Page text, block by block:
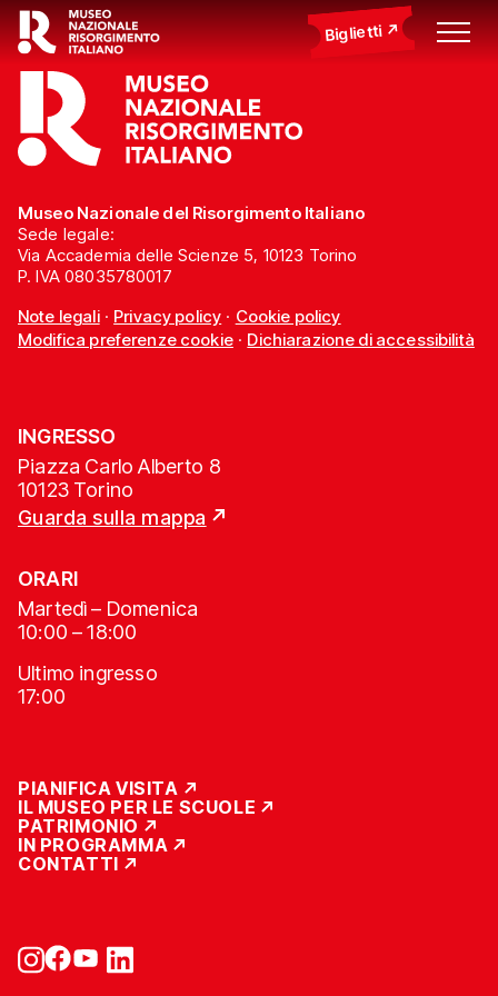
Biglietti
Museo Nazionale del Risorgimento Italiano
Sede legale:
Via Accademia delle Scienze 5, 10123 Torino
P. IVA 08035780017
Note legali· Privacy policy · Cookie policy
Modifica preferenze cookie· Dichiarazione di accessibilità
INGRESSO
Piazza Carlo Alberto 8
10123 Torino
Guarda sulla mappa
ORARI
Martedì – Domenica
10:00 – 18:00
Ultimo ingresso
17:00
PIANIFICA VISITA
IL MUSEO PER LE SCUOLE
PATRIMONIO
IN PROGRAMMA
CONTATTI